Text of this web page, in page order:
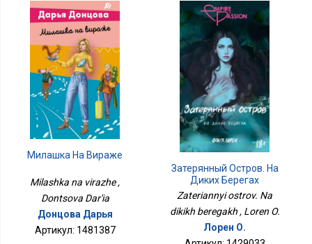
Милашка На Вираже
Milashka na virazhe ,
Dontsova Dar'ia
Донцова Дарья
Артикул: 1481387
Затерянный Остров. На
Диких Берегах
Zateriannyi ostrov. Na
dikikh beregakh , Loren O.
Лорен О.